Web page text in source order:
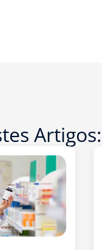
Artigos: